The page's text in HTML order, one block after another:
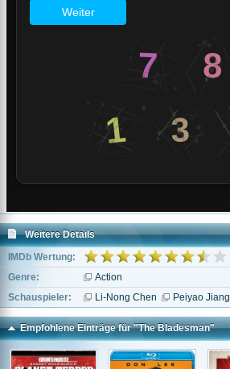
Weitere Details
IMDb Wertung:
Genre:
Action
Schauspieler:
Li-Nong Chen Peiyao Jiang
Empfohlene Einträge für "The Bladesman"